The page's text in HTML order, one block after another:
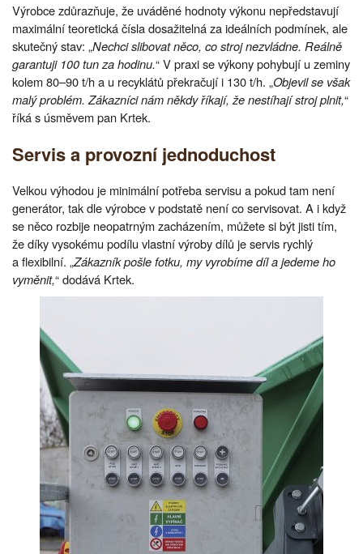
Výrobce zdůrazňuje, že uváděné hodnoty výkonu nepředstavují
maximální teoretická čísla dosažitelná za ideálních podmínek, ale
skutečný stav: „Nechci slibovat něco, co stroj nezvládne. Reálně
garantuji 100 tun za hodinu.“ V praxi se výkony pohybují u zeminy
kolem 80–90 t/h a u recyklátů překračují i 130 t/h. „Objevil se však
malý problém. Zákazníci nám někdy říkají, že nestíhají stroj plnit,“
říká s úsměvem pan Krtek.
Servis a provozní jednoduchost
Velkou výhodou je minimální potřeba servisu a pokud tam není
generátor, tak dle výrobce v podstatě není co servisovat. A i když
se něco rozbije neopatrným zacházením, můžete si být jisti tím,
že díky vysokému podílu vlastní výroby dílů je servis rychlý
a flexibilní. „Zákazník pošle fotku, my vyrobíme díl a jedeme ho
vyměnit,“ dodává Krtek.